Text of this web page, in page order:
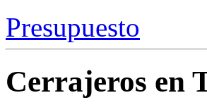
Presupuesto
Cerrajeros en